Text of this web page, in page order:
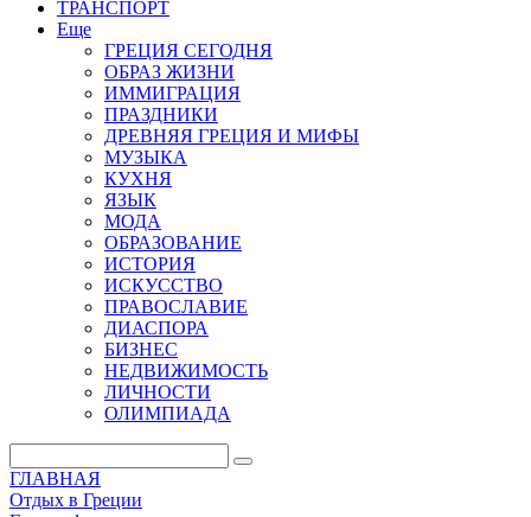
ТРАНСПОРТ
Еще
ГРЕЦИЯ СЕГОДНЯ
ОБРАЗ ЖИЗНИ
ИММИГРАЦИЯ
ПРАЗДНИКИ
ДРЕВНЯЯ ГРЕЦИЯ И МИФЫ
МУЗЫКА
КУХНЯ
ЯЗЫК
МОДА
ОБРАЗОВАНИЕ
ИСТОРИЯ
ИСКУССТВО
ПРАВОСЛАВИЕ
ДИАСПОРА
БИЗНЕС
НЕДВИЖИМОСТЬ
ЛИЧНОСТИ
ОЛИМПИАДА
ГЛАВНАЯ
Отдых в Греции